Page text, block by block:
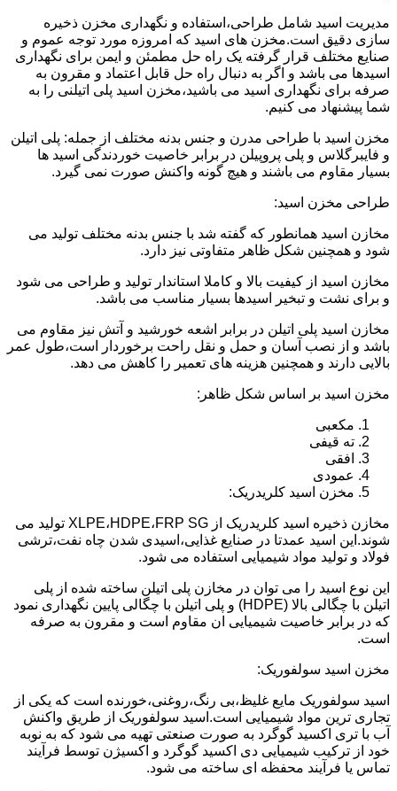
مدیریت اسید شامل طراحی،استفاده و نگهداری مخزن ذخیره
سازی دقیق است.مخزن های اسید که امروزه مورد توجه عموم و
صنایع مختلف قرار گرفته یک راه حل مطمئن و ایمن برای نگهداری
اسیدها می باشد و اگر به دنبال راه حل قابل اعتماد و مقرون به
صرفه برای نگهداری اسید می باشید،مخزن اسید پلی اتیلنی را به
شما پیشنهاد می کنیم.
مخزن اسید با طراحی مدرن و جنس بدنه مختلف از جمله: پلی اتیلن
و فایبرگلاس و پلی پروپیلن در برابر خاصیت خوردندگی اسید ها
بسیار مقاوم می باشند و هیچ گونه واکنش صورت نمی گیرد.
طراحی مخزن اسید:
مخازن اسید همانطور که گفته شد با جنس بدنه مختلف تولید می
شود و همچنین شکل ظاهر متفاوتی نیز دارد.
مخازن اسید از کیفیت بالا و کاملا استاندار تولید و طراحی می شود
و برای نشت و تبخیر اسیدها بسیار مناسب می باشد.
مخازن اسید پلی اتیلن در برابر اشعه خورشید و آتش نیز مقاوم می
باشد و از نصب آسان و حمل و نقل راحت برخوردار است،طول عمر
بالایی دارند و همچنین هزینه های تعمیر را کاهش می دهد.
مخزن اسید بر اساس شکل ظاهر:
مکعبی
ته قیفی
افقی
عمودی
مخزن اسید کلریدریک:
مخازن ذخیره اسید کلریدریک از XLPE،HDPE،FRP SG تولید می
شوند.این اسید عمدتا در صنایع غذایی،اسیدی شدن چاه نفت،ترشی
فولاد و تولید مواد شیمیایی استفاده می شود.
این نوع اسید را می توان در مخازن پلی اتیلن ساخته شده از پلی
اتیلن با چگالی بالا (HDPE) و پلی اتیلن با چگالی پایین نگهداری نمود
که در برابر خاصیت شیمیایی ان مقاوم است و مقرون به صرفه
است.
مخزن اسید سولفوریک:
اسید سولفوریک مایع غلیظ،بی رنگ،روغنی،خورنده است که یکی از
تجاری ترین مواد شیمیایی است.اسید سولفوریک از طریق واکنش
آب با تری اکسید گوگرد به صورت صنعتی تهیه می شود که به نوبه
خود از ترکیب شیمیایی دی اکسید گوگرد و اکسیژن توسط فرآیند
تماس یا فرآیند محفظه ای ساخته می شود.